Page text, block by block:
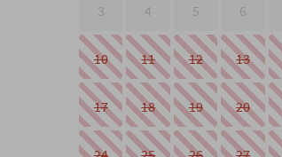
3 4 5 6
10 11 12 13
17 18 19 20